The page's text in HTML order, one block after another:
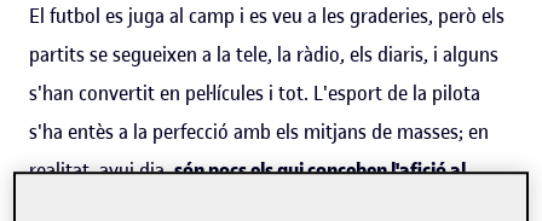
El futbol es juga al camp i es veu a les graderies, però els
partits se segueixen a la tele, la ràdio, els diaris, i alguns
s'han convertit en pel·lícules i tot. L'esport de la pilota
s'ha entès a la perfecció amb els mitjans de masses; en
realitat, avui dia,són pocs els qui conceben l'afició al